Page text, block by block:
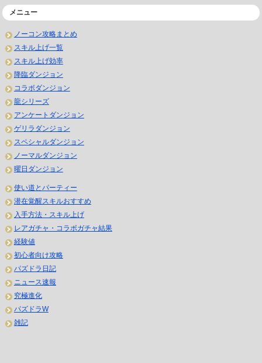
メニュー
ノーコン攻略まとめ
スキル上げ一覧
スキル上げ効率
降臨ダンジョン
コラボダンジョン
龍シリーズ
アンケートダンジョン
ゲリラダンジョン
スペシャルダンジョン
ノーマルダンジョン
曜日ダンジョン
使い道とパーティー
潜在覚醒スキルおすすめ
入手方法・スキル上げ
レアガチャ・コラボガチャ結果
経験値
初心者向け攻略
パズドラ日記
ニュース速報
究極進化
パズドラW
雑記